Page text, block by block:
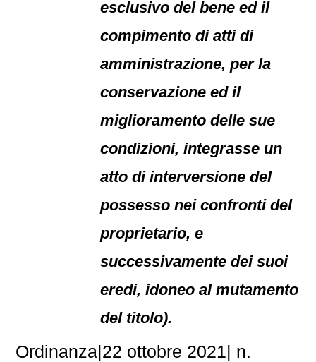
esclusivo del bene ed il
compimento di atti di
amministrazione, per la
conservazione ed il
miglioramento delle sue
condizioni, integrasse un
atto di interversione del
possesso nei confronti del
proprietario, e
successivamente dei suoi
eredi, idoneo al mutamento
del titolo).
Ordinanza|22 ottobre 2021| n.